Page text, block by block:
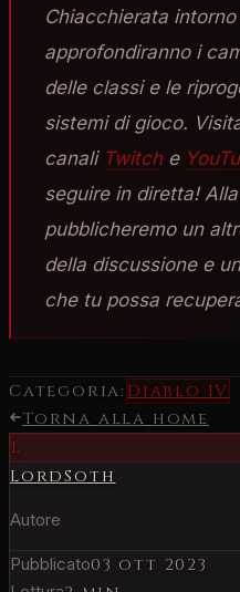
Chiacchierata
approfondiranno i
delle classi e le
sistemi di gioco.
canali Twitche
seguire in diretta!
pubblicheremo un
della discussione e
che tu possa
Categoria: Diablo IV
Torna alla home
L
LordSoth
Autore
Pubblicato03 ott 2023